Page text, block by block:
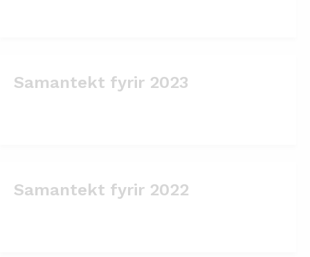
Samantekt fyrir 2023
Samantekt fyrir 2022